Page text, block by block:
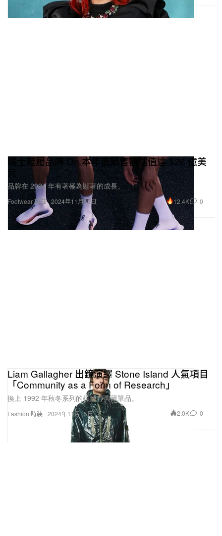
Footwear 球鞋
瑞士鞋履品牌 On 本年度銷售額估值達 $26 億美
元
品牌在 2024 年有著極為顯著的成長。
2024年11月15日 12.4K 0
Fashion 時裝
Liam Gallagher 出鏡演繹 Stone Island 人氣項目
「Community as a Form of Research」
換上 1992 年秋冬系列的標誌性典藏單品。
2024年11月15日 2.0K 0